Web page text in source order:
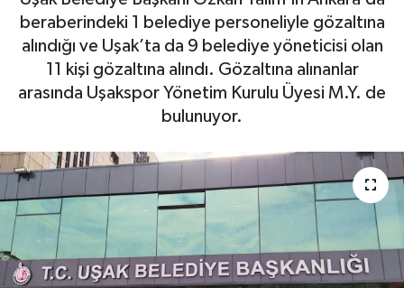
beraberindeki 1 belediye personeliyle gözaltına
alındığı ve Uşak’ta da 9 belediye yöneticisi olan
11 kişi gözaltına alındı. Gözaltına alınanlar
arasında Uşakspor Yönetim Kurulu Üyesi M.Y. de
bulunuyor.